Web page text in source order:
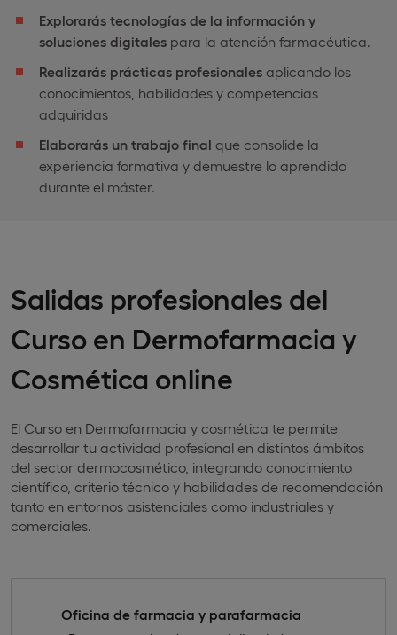
Explorarás tecnologías de la información y
soluciones digitales para la atención farmacéutica.
Realizarás prácticas profesionales aplicando los
conocimientos, habilidades y competencias
adquiridas
Elaborarás un trabajo final que consolide la
experiencia formativa y demuestre lo aprendido
durante el máster.
Salidas profesionales del
Curso en Dermofarmacia y
Cosmética online
El Curso en Dermofarmacia y cosmética te permite
desarrollar tu actividad profesional en distintos ámbitos
del sector dermocosmético, integrando conocimiento
científico, criterio técnico y habilidades de recomendación
tanto en entornos asistenciales como industriales y
comerciales.
Oficina de farmacia y parafarmacia